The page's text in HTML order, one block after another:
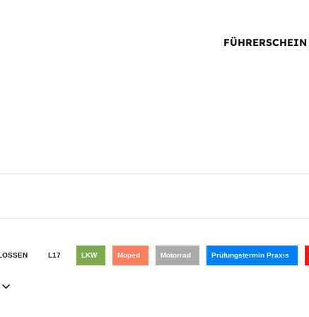
FÜHRERSCHEIN
L17 LKW Moped Motorrad Prüfungstermin Praxis